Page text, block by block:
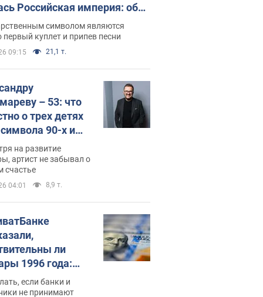
Российская империя: об
рассказывают в школе
символом являются
первый куплет и припев песни
09:15 21,1 т.
– 53: что
о трех детях
90-х и
выглядят
на развитие
артист не забывал о
счастье
04:01 8,9 т.
ли
1996 года:
ли
и банки
если банки и
не принимают